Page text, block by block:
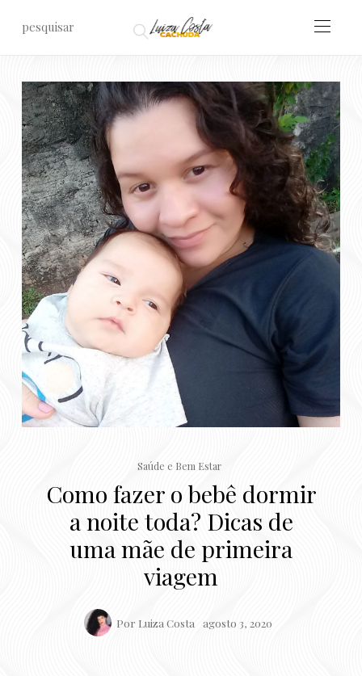
Saúde e Bem Estar
Como fazer o bebê dormir
a noite toda? Dicas de
uma mãe de primeira
viagem
Por Luiza Costa agosto 3, 2020